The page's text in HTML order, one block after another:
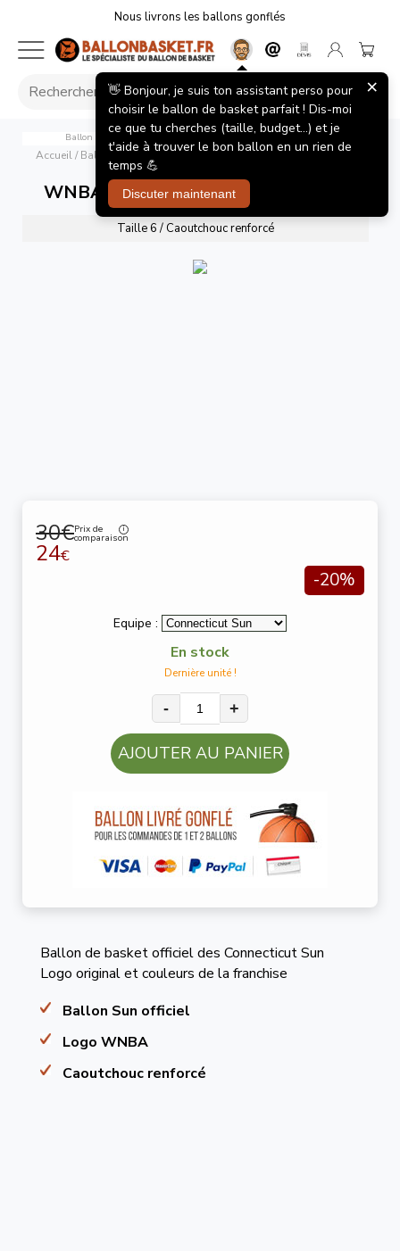
Nous livrons les ballons gonflés
Ballon de Basket WNBA Wilson Team Tribute Connecticut Sun
Accueil/ Ballons de basket/ WNBA Team Tribute Connecticut Sun
WNBA Team Tribute Connecticut Sun
Taille 6 / Caoutchouc renforcé
30€Prix de
comparaison
24€
-20%
Equipe :
En stock
Dernière unité !
- +
AJOUTER AU PANIER
Ballon de basket officiel des Connecticut Sun
Logo original et couleurs de la franchise
Ballon Sun officiel
Logo WNBA
Caoutchouc renforcé
👋 Bonjour, je suis ton assistant perso pour
choisir le ballon de basket parfait ! Dis-moi
ce que tu cherches (taille, budget...) et je
t'aide à trouver le bon ballon en un rien de
temps 💪
Discuter maintenant
×